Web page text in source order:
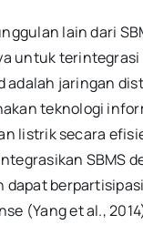
lain dari
untuk
adalah jaringan
teknologi
listrik secara
SBMS
dapat
(Yang et al.,